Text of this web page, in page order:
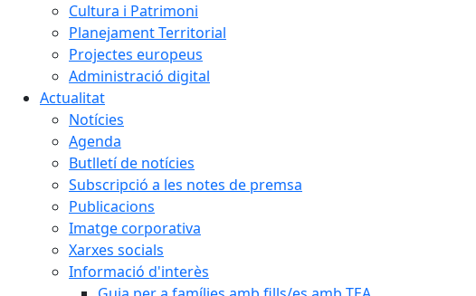
Cultura i Patrimoni
Planejament Territorial
Projectes europeus
Administració digital
Actualitat
Notícies
Agenda
Butlletí de notícies
Subscripció a les notes de premsa
Publicacions
Imatge corporativa
Xarxes socials
Informació d'interès